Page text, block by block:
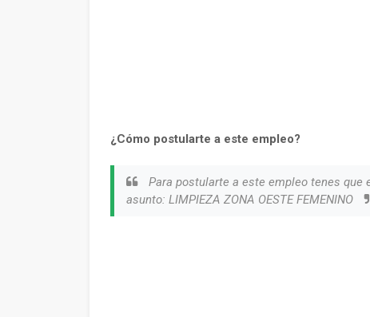
¿Cómo postularte a este empleo?
Para postularte a este empleo tenes que
asunto: LIMPIEZA ZONA OESTE FEMENINO